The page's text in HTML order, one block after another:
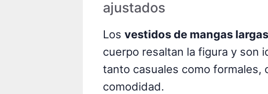
ajustados
Los vestidos de mangas
cuerpo resaltan la figura y son
tanto casuales como formales,
comodidad.